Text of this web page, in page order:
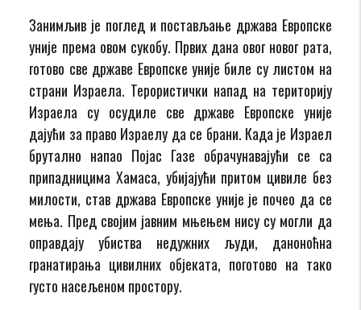
Занимљив је поглед и постављање држава Европске
уније према овом сукобу. Првих дана овог новог рата,
готово све државе Европске уније биле су листом на
страни Израела. Терористички напад на територију
Израела су осудиле све државе Европске уније
дајући за право Израелу да се брани. Када је Израел
брутално напао Појас Газе обрачунавајући се са
припадницима Хамаса, убијајући притом цивиле без
милости, став држава Европске уније је почео да се
мења. Пред својим јавним мњењем нису су могли да
оправдају убиства недужних људи, даноноћна
гранатирања цивилних објеката, поготово на тако
густо насељеном простору.